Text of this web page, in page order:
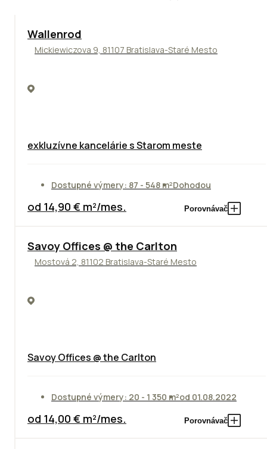
Wallenrod
Mickiewiczova 9, 81107 Bratislava-Staré Mesto
exkluzívne kancelárie s Starom meste
Dostupné výmery: 87 - 548 m²Dohodou
od 14,90 € m²/mes. Porovnávač
TOP
Savoy Offices @ the Carlton
Mostová 2, 81102 Bratislava-Staré Mesto
Savoy Offices @ the Carlton
Dostupné výmery: 20 - 1 350 m²od 01.08.2022
od 14,00 € m²/mes. Porovnávač